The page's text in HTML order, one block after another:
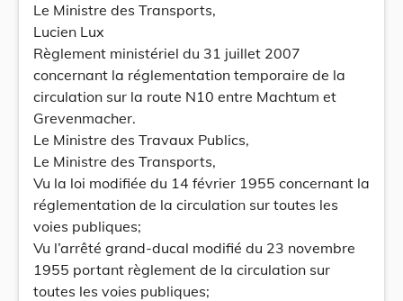
Le Ministre des Transports,
Lucien Lux
Règlement ministériel du 31 juillet 2007
concernant la réglementation temporaire de la
circulation sur la route N10 entre Machtum et
Grevenmacher.
Le Ministre des Travaux Publics,
Le Ministre des Transports,
Vu la loi modifiée du 14 février 1955 concernant la
réglementation de la circulation sur toutes les
voies publiques;
Vu l’arrêté grand-ducal modifié du 23 novembre
1955 portant règlement de la circulation sur
toutes les voies publiques;